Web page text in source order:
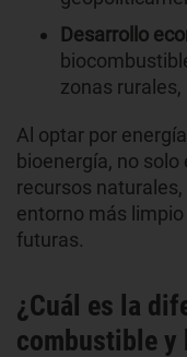
Desarrollo
zonas
Al optar por
bioenergía, no
recursos
entorno más
futuras.
¿Cuál es la
combustible y